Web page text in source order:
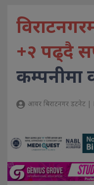
+२ पढ्दै
कम्पनीमा
आवर बिराटनगर डटनेट